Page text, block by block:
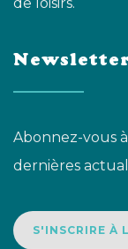
Abonnez-vous
dernières
S'INSCRIRE À